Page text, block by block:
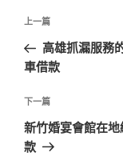
文
導
覽
上
一
篇
章
上一篇
高雄抓漏服務
車借款
下
一
篇
下一篇
新竹婚宴會館在
款